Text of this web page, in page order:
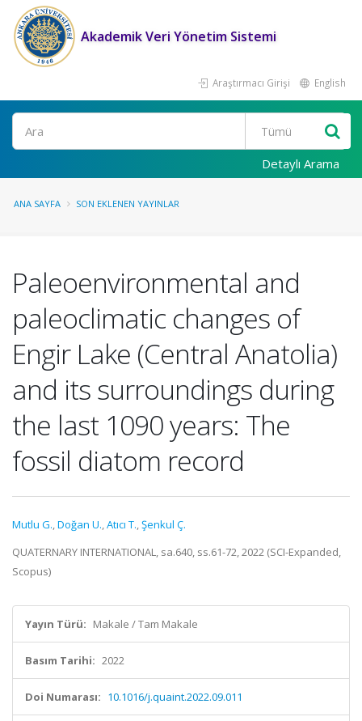
Akademik Veri Yönetim Sistemi
Araştırmacı Girişi English
Ara
Detaylı Arama
ANA SAYFA SON EKLENEN YAYINLAR
Paleoenvironmental and
paleoclimatic changes of
Engir Lake (Central Anatolia)
and its surroundings during
the last 1090 years: The
fossil diatom record
Mutlu G.,Doğan U.,Atıcı T.,Şenkul Ç.
QUATERNARY INTERNATIONAL, sa.640, ss.61-72, 2022 (SCI-Expanded,
Scopus)
Yayın Türü: Makale / Tam Makale
Basım Tarihi: 2022
Doi Numarası: 10.1016/j.quaint.2022.09.011